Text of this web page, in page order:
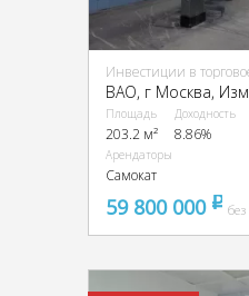
Инвестиции в
ВАО, г Москва,
Площадь
203.2 м²
Доходность
8.86%
Арендаторы
Самокат
59 800 000 pуб